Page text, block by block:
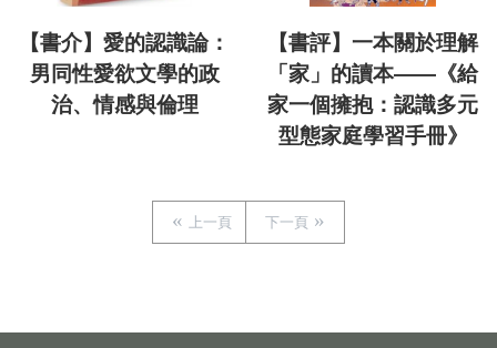
【書介】愛的認識論：
男同性愛欲文學的政
治、情感與倫理
【書評】一本關於理解
「家」的讀本——《給
家一個擁抱：認識多元
型態家庭學習手冊》
上一頁 下一頁